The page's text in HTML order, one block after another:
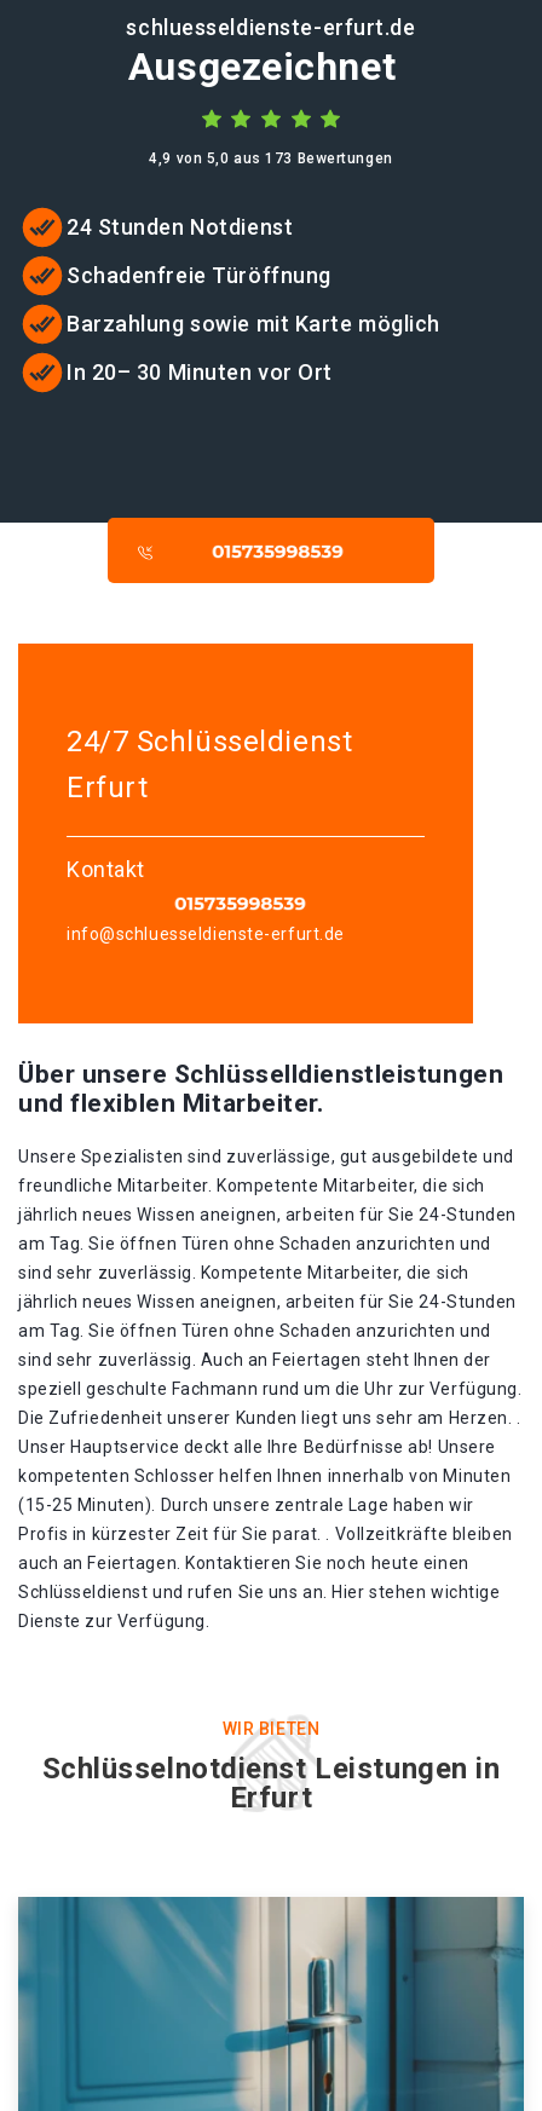
schluesseldienste-erfurt.de
Ausgezeichnet
4,9 von 5,0 aus 173 Bewertungen
24 Stunden Notdienst
Schadenfreie Türöffnung
Barzahlung sowie mit Karte möglich
In 20– 30 Minuten vor Ort
24/7 Schlüsseldienst
Erfurt
Kontakt
info@schluesseldienste-erfurt.de
Über unsere Schlüsselldienstleistungen
und flexiblen Mitarbeiter.
Unsere Spezialisten sind zuverlässige, gut ausgebildete und
freundliche Mitarbeiter. Kompetente Mitarbeiter, die sich
jährlich neues Wissen aneignen, arbeiten für Sie 24-Stunden
am Tag. Sie öffnen Türen ohne Schaden anzurichten und
sind sehr zuverlässig. Kompetente Mitarbeiter, die sich
jährlich neues Wissen aneignen, arbeiten für Sie 24-Stunden
am Tag. Sie öffnen Türen ohne Schaden anzurichten und
sind sehr zuverlässig. Auch an Feiertagen steht Ihnen der
speziell geschulte Fachmann rund um die Uhr zur Verfügung.
Die Zufriedenheit unserer Kunden liegt uns sehr am Herzen. .
Unser Hauptservice deckt alle Ihre Bedürfnisse ab! Unsere
kompetenten Schlosser helfen Ihnen innerhalb von Minuten
(15-25 Minuten). Durch unsere zentrale Lage haben wir
Profis in kürzester Zeit für Sie parat. . Vollzeitkräfte bleiben
auch an Feiertagen. Kontaktieren Sie noch heute einen
Schlüsseldienst und rufen Sie uns an. Hier stehen wichtige
Dienste zur Verfügung.
WIR BIETEN
Schlüsselnotdienst Leistungen in
Erfurt